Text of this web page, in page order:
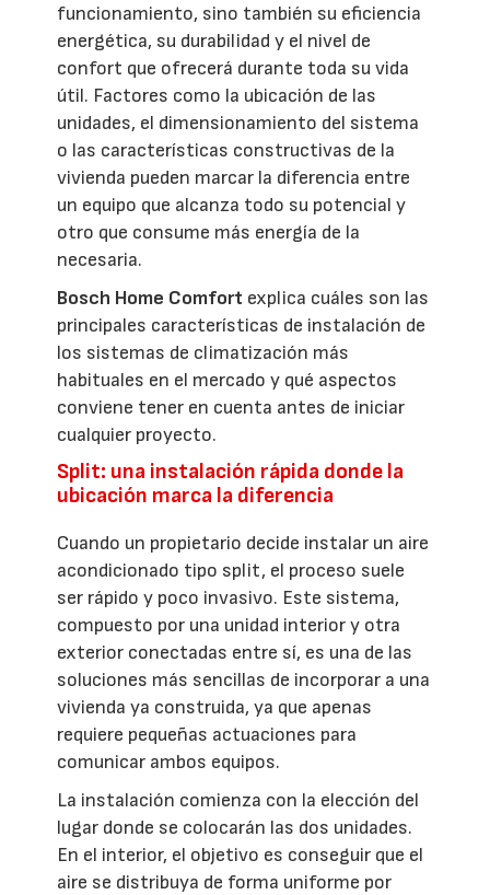
funcionamiento, sino también su eficiencia
energética, su durabilidad y el nivel de
confort que ofrecerá durante toda su vida
útil. Factores como la ubicación de las
unidades, el dimensionamiento del sistema
o las características constructivas de la
vivienda pueden marcar la diferencia entre
un equipo que alcanza todo su potencial y
otro que consume más energía de la
necesaria.
Bosch Home Comfort explica cuáles son las
principales características de instalación de
los sistemas de climatización más
habituales en el mercado y qué aspectos
conviene tener en cuenta antes de iniciar
cualquier proyecto.
Split: una instalación rápida donde la
ubicación marca la diferencia
Cuando un propietario decide instalar un aire
acondicionado tipo split, el proceso suele
ser rápido y poco invasivo. Este sistema,
compuesto por una unidad interior y otra
exterior conectadas entre sí, es una de las
soluciones más sencillas de incorporar a una
vivienda ya construida, ya que apenas
requiere pequeñas actuaciones para
comunicar ambos equipos.
La instalación comienza con la elección del
lugar donde se colocarán las dos unidades.
En el interior, el objetivo es conseguir que el
aire se distribuya de forma uniforme por